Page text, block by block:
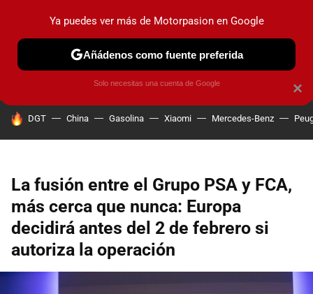
PRUEBAS COCHES ELÉCTRICOS OBSERVATORIO
HOY SE HABLA DE
DGT China Gasolina Xiaomi Mercedes-Benz
La fusión entre el Grupo PSA y FCA,
más cerca que nunca: Europa
decidirá antes del 2 de febrero si
autoriza la operación
×
Ya puedes ver más de Motorpasion en Google
Añádenos como fuente preferida
Solo necesitas una cuenta de Google